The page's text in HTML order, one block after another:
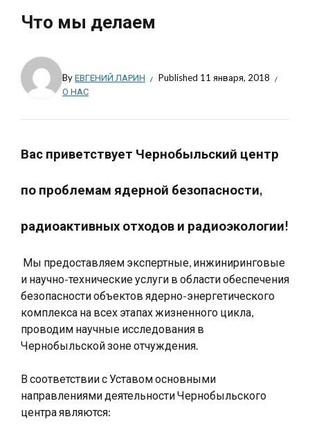
Что мы делаем
ByЕВГЕНИЙ ЛАРИН Published 11 января, 2018
О НАС
Вас приветствует Чернобыльский центр
по проблемам ядерной безопасности,
радиоактивных отходов и радиоэкологии!
Мы предоставляем экспертные, инжиниринговые
и научно-технические услуги в области обеспечения
безопасности объектов ядерно-энергетического
комплекса на всех этапах жизненного цикла,
проводим научные исследования в
Чернобыльской зоне отчуждения.
В соответствии с Уставом основными
направлениями деятельности Чернобыльского
центра являются: